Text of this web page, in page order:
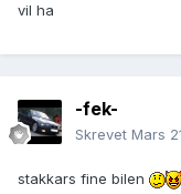
vil ha
-fek-
Skrevet Mars
stakkars fine bilen